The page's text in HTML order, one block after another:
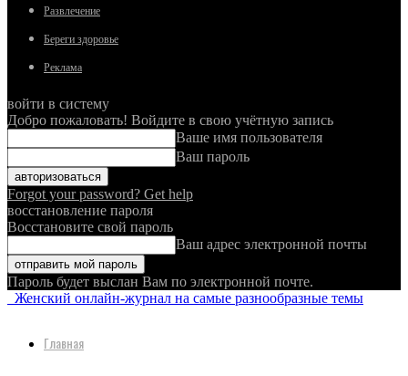
Развлечение
Береги здоровье
Реклама
войти в систему
Добро пожаловать! Войдите в свою учётную запись
Ваше имя пользователя
Ваш пароль
Forgot your password? Get help
восстановление пароля
Восстановите свой пароль
Ваш адрес электронной почты
Пароль будет выслан Вам по электронной почте.
Женский онлайн-журнал на самые разнообразные темы
Главная